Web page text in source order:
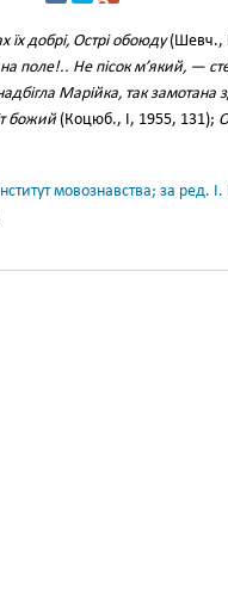
їх добрі, Острі обоюду(Шевч.,
поле!.. Не пісок м’який, —
Марійка, так замотана
божий (Коцюб., І, 1955, 131);
мовознавства; за ред.